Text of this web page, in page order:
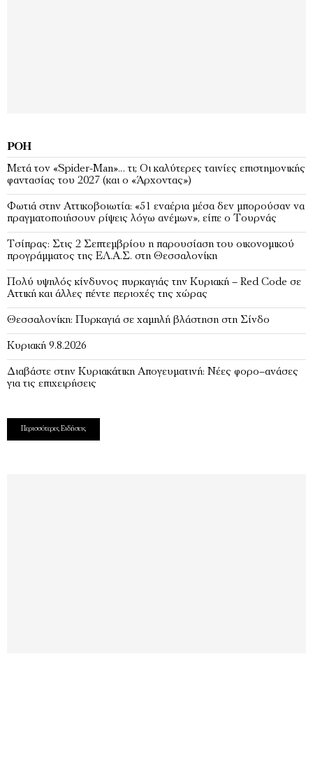
ΡΟΉ
Μετά τον «Spider-Man»… τι; Oι καλύτερες ταινίες επιστημονικής
φαντασίας του 2027 (και ο «Άρχοντας»)
Φωτιά στην Αττικοβοιωτία: «51 εναέρια μέσα δεν μπορούσαν να
πραγματοποιήσουν ρίψεις λόγω ανέμων», είπε ο Τουρνάς
Τσίπρας: Στις 2 Σεπτεμβρίου η παρουσίαση του οικονομικού
προγράμματος της ΕΛ.Α.Σ. στη Θεσσαλονίκη
Πολύ υψηλός κίνδυνος πυρκαγιάς την Κυριακή – Red Code σε
Αττική και άλλες πέντε περιοχές της χώρας
Θεσσαλονίκη: Πυρκαγιά σε χαμηλή βλάστηση στη Σίνδο
Κυριακή 9.8.2026
Διαβάστε στην Κυριακάτικη Απογευματινή: Νέες φορο–ανάσες
για τις επιχειρήσεις
Περισσότερες Ειδήσεις